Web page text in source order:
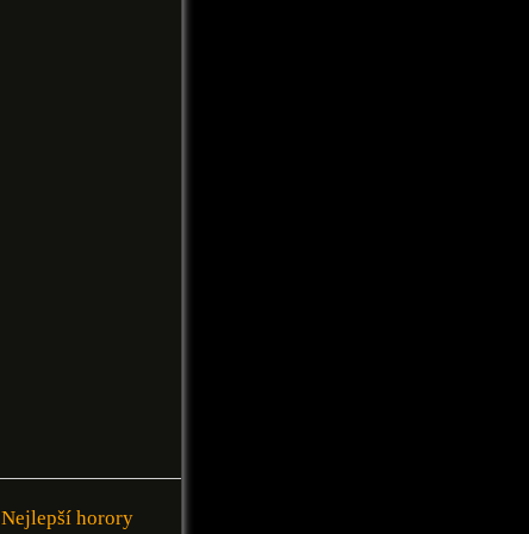
Nejlepší horory